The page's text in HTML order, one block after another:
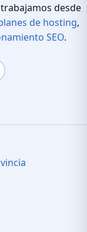
desde
de hosting,
SEO.